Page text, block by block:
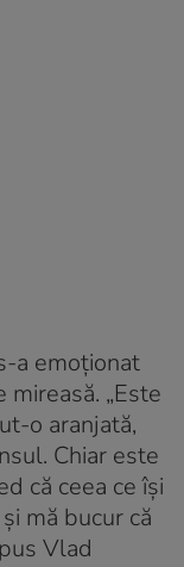
a emoționat
„Este
o aranjată,
Chiar este
că ceea ce își
mă bucur că
Vlad